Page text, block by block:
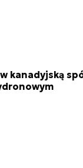
kanadyjską